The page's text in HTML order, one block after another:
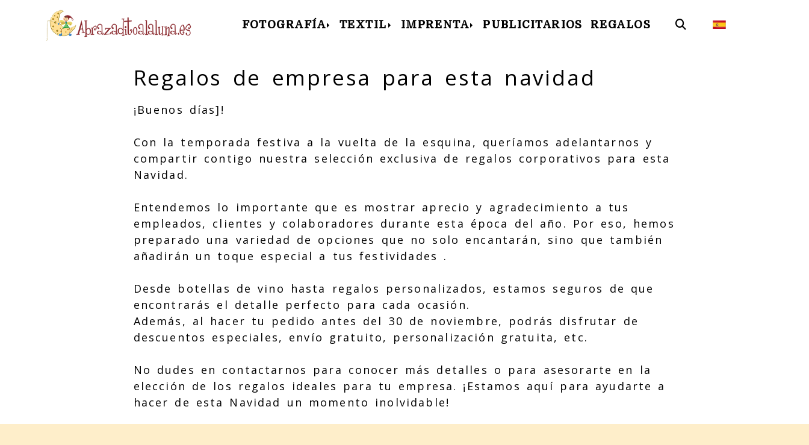
FOTOGRAFÍA TEXTIL IMPRENTA PUBLICITARIOS REGALOS
Regalos de empresa para esta navidad
¡Buenos días]!
Con la temporada festiva a la vuelta de la esquina, queríamos adelantarnos y
compartir contigo nuestra selección exclusiva de regalos corporativos para esta
Navidad.
Entendemos lo importante que es mostrar aprecio y agradecimiento a tus
empleados, clientes y colaboradores durante esta época del año. Por eso, hemos
preparado una variedad de opciones que no solo encantarán, sino que también
añadirán un toque especial a tus festividades .
Desde botellas de vino hasta regalos personalizados, estamos seguros de que
encontrarás el detalle perfecto para cada ocasión.
Además, al hacer tu pedido antes del 30 de noviembre, podrás disfrutar de
descuentos especiales, envío gratuito, personalización gratuita, etc.
No dudes en contactarnos para conocer más detalles o para asesorarte en la
elección de los regalos ideales para tu empresa. ¡Estamos aquí para ayudarte a
hacer de esta Navidad un momento inolvidable!